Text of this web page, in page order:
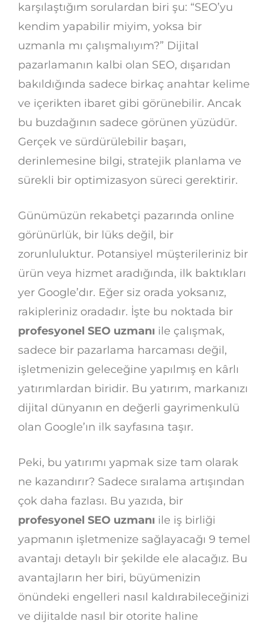
karşılaştığım sorulardan biri şu: “SEO’yu
kendim yapabilir miyim, yoksa bir
uzmanla mı çalışmalıyım?” Dijital
pazarlamanın kalbi olan SEO, dışarıdan
bakıldığında sadece birkaç anahtar kelime
ve içerikten ibaret gibi görünebilir. Ancak
bu buzdağının sadece görünen yüzüdür.
Gerçek ve sürdürülebilir başarı,
derinlemesine bilgi, stratejik planlama ve
sürekli bir optimizasyon süreci gerektirir.
Günümüzün rekabetçi pazarında online
görünürlük, bir lüks değil, bir
zorunluluktur. Potansiyel müşterileriniz bir
ürün veya hizmet aradığında, ilk baktıkları
yer Google’dır. Eğer siz orada yoksanız,
rakipleriniz oradadır. İşte bu noktada bir
profesyonel SEO uzmanı ile çalışmak,
sadece bir pazarlama harcaması değil,
işletmenizin geleceğine yapılmış en kârlı
yatırımlardan biridir. Bu yatırım, markanızı
dijital dünyanın en değerli gayrimenkulü
olan Google’ın ilk sayfasına taşır.
Peki, bu yatırımı yapmak size tam olarak
ne kazandırır? Sadece sıralama artışından
çok daha fazlası. Bu yazıda, bir
profesyonel SEO uzmanı ile iş birliği
yapmanın işletmenize sağlayacağı 9 temel
avantajı detaylı bir şekilde ele alacağız. Bu
avantajların her biri, büyümenizin
önündeki engelleri nasıl kaldırabileceğinizi
ve dijitalde nasıl bir otorite haline